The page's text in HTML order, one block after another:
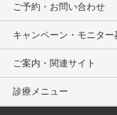
ご予約・お問い合わせ
キャンペーン・モニター
ご案内・関連サイト
診療メニュー